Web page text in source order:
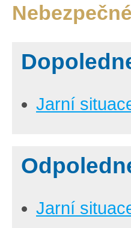
Jarní
Jarní